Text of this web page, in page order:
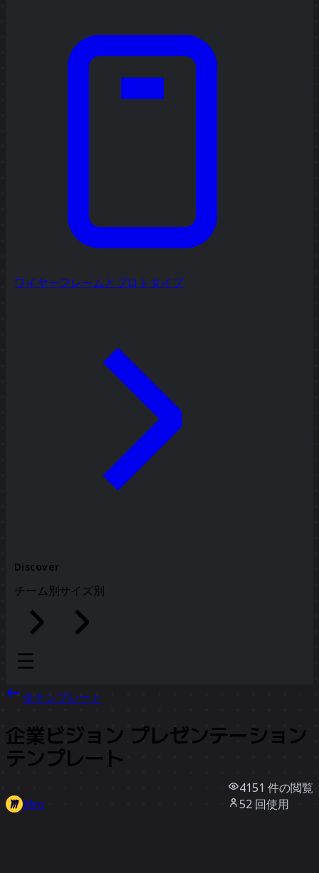
ワイヤーフレームとプロトタイプ
Discover
チーム別 サイズ別
全テンプレート
企業ビジョン プレゼンテーション
テンプレート
Miro
4151 件の閲覧
52 回使用